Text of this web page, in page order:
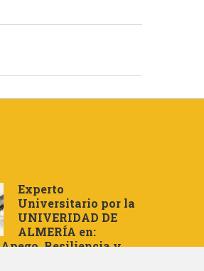
Experto
Universitario por la
UNIVERIDAD DE
ALMERÍA en:
Resiliencia y